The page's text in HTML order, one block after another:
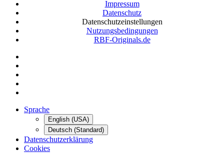
Impressum
Datenschutz
Datenschutzeinstellungen
Nutzungsbedingungen
RBF-Originals.de
Sprache
English (USA)
Deutsch (Standard)
Datenschutzerklärung
Cookies